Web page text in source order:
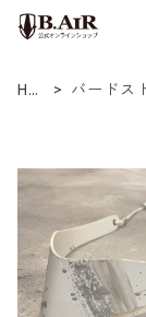
HO
バードス